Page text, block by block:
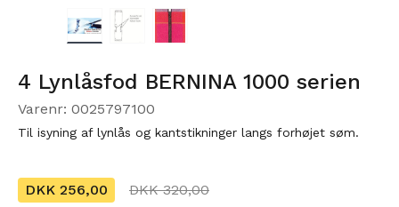
4 Lynlåsfod BERNINA 1000 serien
Varenr: 0025797100
Til isyning af lynlås og kantstikninger langs forhøjet søm.
DKK 256,00 DKK 320,00